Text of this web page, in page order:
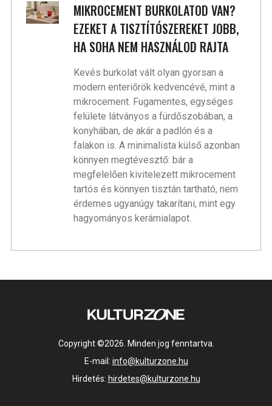
MIKROCEMENT BURKOLATOD VAN?
EZEKET A TISZTÍTÓSZEREKET JOBB,
HA SOHA NEM HASZNÁLOD RAJTA
Kevés burkolat vált olyan gyorsan a
modern enteriőrök kedvencévé, mint a
mikrocement. Fugamentes, egységes
felülete látványos a fürdőszobában, a
konyhában, de akár a padlón és a
falakon is. A minimalista külső azonban
könnyen megtévesztő: bár a
megfelelően kivitelezett mikrocement
tartós és könnyen tisztán tartható, nem
érdemes ugyanúgy takarítani, mint egy
hagyományos kerámialapot.
Copyright ©2026. Minden jog fenntartva.
E-mail: info@kulturzone.hu
Hirdetés: hirdetes@kulturzone.hu